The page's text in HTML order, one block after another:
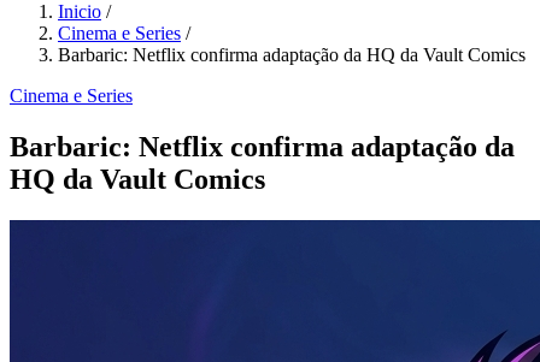
Inicio /
Cinema e Series /
Barbaric: Netflix confirma adaptação da HQ da Vault Comics
Cinema e Series
Barbaric: Netflix confirma adaptação da
HQ da Vault Comics